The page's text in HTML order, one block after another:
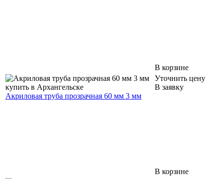
В корзине
Акриловая труба прозрачная 60 мм 3 мм
Уточнить цену
В заявку
В корзине